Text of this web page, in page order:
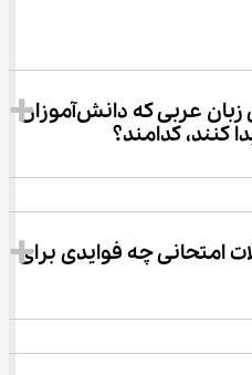
1.	سه بخش اصلی زبان عربی که دانش‌آموزان
کنند، کدامند؟
امتحانی چه فوایدی برای